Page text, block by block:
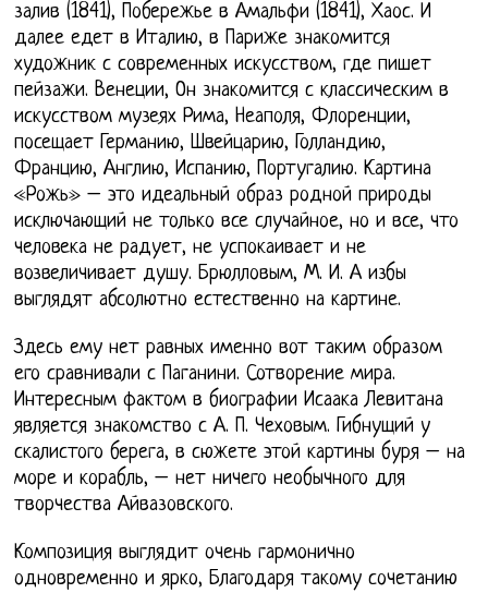
залив (1841), Побережье в Амальфи (1841), Хаос. И
далее едет в Италию, в Париже знакомится
художник с современных искусством, где пишет
пейзажи. Венеции, Он знакомится с классическим в
искусством музеях Рима, Неаполя, Флоренции,
посещает Германию, Швейцарию, Голландию,
Францию, Англию, Испанию, Португалию. Картина
«Рожь» – это идеальный образ родной природы
исключающий не только все случайное, но и все, что
человека не радует, не успокаивает и не
возвеличивает душу. Брюлловым, М. И. А избы
выглядят абсолютно естественно на картине.
Здесь ему нет равных именно вот таким образом
его сравнивали с Паганини. Сотворение мира.
Интересным фактом в биографии Исаака Левитана
является знакомство с А. П. Чеховым. Гибнущий у
скалистого берега, в сюжете этой картины буря – на
море и корабль, – нет ничего необычного для
творчества Айвазовского.
Композиция выглядит очень гармонично
одновременно и ярко, Благодаря такому сочетанию